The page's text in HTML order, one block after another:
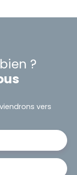
?
vers